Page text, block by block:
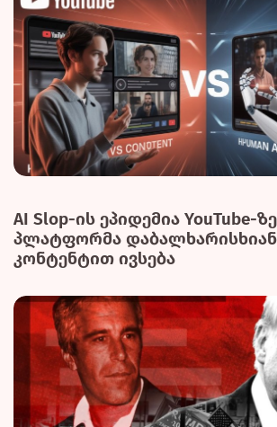
AI Slop-ის ეპიდემია YouTube-
პლატფორმა
კონტენტით ივსება